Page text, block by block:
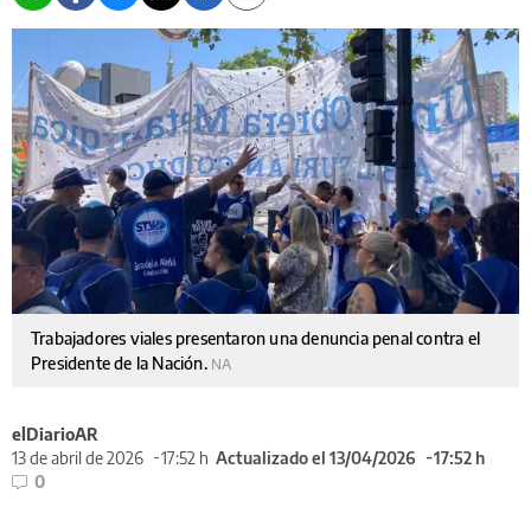
Trabajadores viales presentaron una denuncia penal contra el
Presidente de la Nación. NA
elDiarioAR
13 de abril de 2026
17:52 h Actualizado el 13/04/2026
17:52 h
0